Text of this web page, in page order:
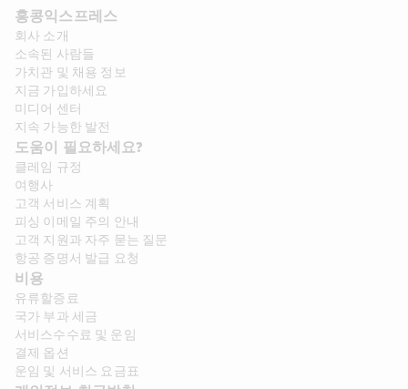
홍콩익스프레스​
회사 소개​
소속된 사람들
가치관 및 채용 정보​
지금 가입하세요
미디어 센터
지속 가능한 발전
도움이 필요하세요?
클레임 규정
여행사
고객 서비스 계획
피싱 이메일 주의 안내
고객 지원과 자주 묻는 질문
항공 증명서 발급 요청
비용
유류할증료
국가 부과 세금
서비스수수료 및 운임
결제 옵션
운임 및 서비스 요금표